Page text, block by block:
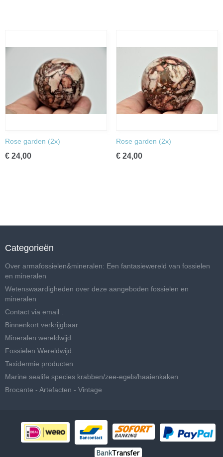
Rose garden (2x)
€ 24,00
Rose garden (2x)
€ 24,00
Categorieën
Over armafossielen&mineralen: Een fantasiewereld van fossielen
en mineralen
Wetenswaardigheden over deze aangeboden fossielen en
mineralen
Contact via email .
Binnenkort verkrijgbaar
Mineralen wereldwijd
Fossielen Wereldwijd.
Taxidermie producten
Marine sealife species krabben/zee-egels/haaienkaken
Brocante - Artefacten - Vintage